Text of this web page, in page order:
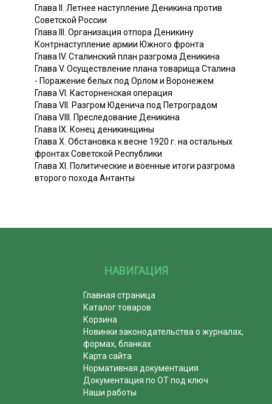
Глава II. Летнее наступление Деникина против
Советской России
Глава III. Организация отпора Деникину
Контрнаступление армии Южного фронта
Глава IV. Сталинский план разгрома Деникина
Глава V. Осуществление плана товарища Сталина
- Поражение белых под Орлом и Воронежем
Глава VI. Касторненская операция
Глава VII. Разгром Юденича под Петроградом
Глава VIII. Преследование Деникина
Глава IX. Конец деникинщины
Глава Х. Обстановка к весне 1920 г. на остальных
фронтах Советской Республики
Глава XI. Политические и военные итоги разгрома
второго похода Антанты
НАВИГАЦИЯ
Главная страница
Каталог товаров
Корзина
Новинки законодательства о журналах,
формах, бланках
Карта сайта
Нормативная документация
Документация по ОТ под ключ
Наши работы